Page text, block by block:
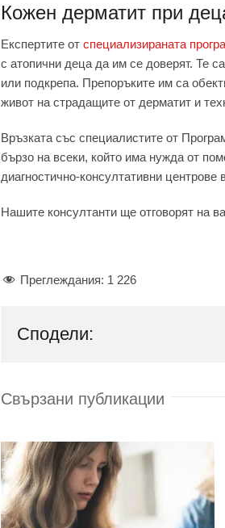
Кожен дерматит при
Експертите отспециализираната
с атопични деца да им се доверят. Те
или подкрепа. Препоръките им са
живот на страдащите от дерматит и
Връзката със специалистите от
бързо на всеки, който има нужда от
диагностично-консултативни
Нашите консултанти ще отговорят на
Преглеждания: 1 226
Сподели:
Свързани публикации